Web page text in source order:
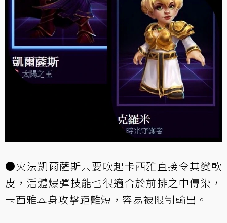
●火法凱爾薩斯只要吹起卡西雅直接令其變軟
皮，活體爆彈技能也很適合於前排之中傳染，
卡西雅本身攻擊距離短，容易被限制輸出。